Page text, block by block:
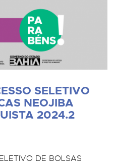
SELETIVO
NEOJIBA
2024.2
DE BOLSAS